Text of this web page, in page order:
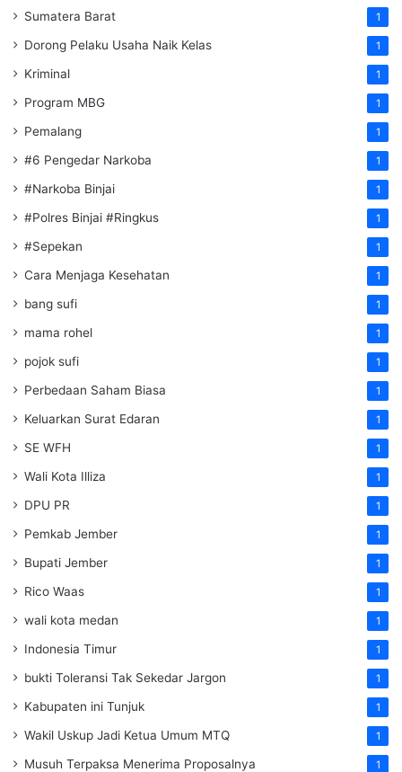
Sumatera Barat 1
Dorong Pelaku Usaha Naik Kelas 1
Kriminal 1
Program MBG 1
Pemalang 1
#6 Pengedar Narkoba 1
#Narkoba Binjai 1
#Polres Binjai #Ringkus 1
#Sepekan 1
Cara Menjaga Kesehatan 1
bang sufi 1
mama rohel 1
pojok sufi 1
Perbedaan Saham Biasa 1
Keluarkan Surat Edaran 1
SE WFH 1
Wali Kota Illiza 1
DPU PR 1
Pemkab Jember 1
Bupati Jember 1
Rico Waas 1
wali kota medan 1
Indonesia Timur 1
bukti Toleransi Tak Sekedar Jargon 1
Kabupaten ini Tunjuk 1
Wakil Uskup Jadi Ketua Umum MTQ 1
Musuh Terpaksa Menerima Proposalnya 1